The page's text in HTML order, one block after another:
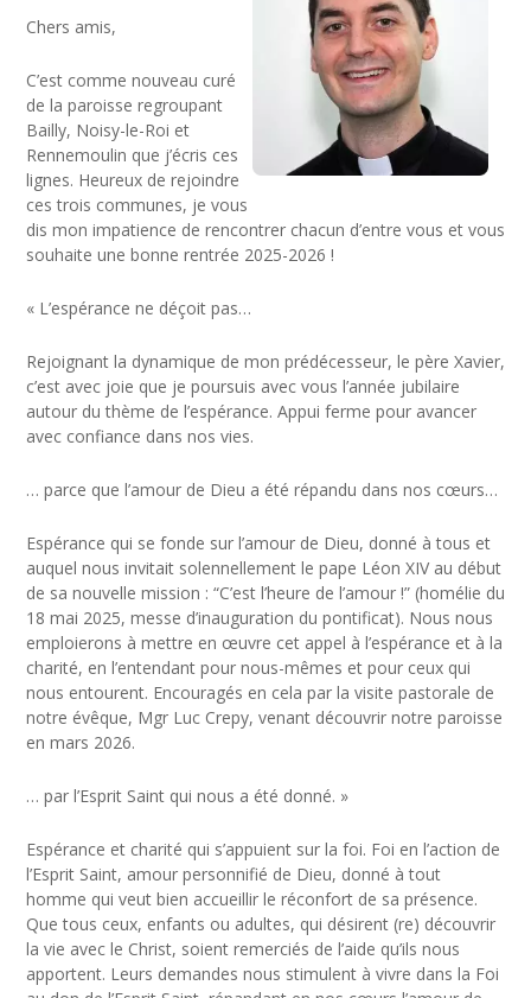
Chers amis,
C’est comme nouveau curé
de la paroisse regroupant
Bailly, Noisy-le-Roi et
Rennemoulin que j’écris ces
lignes. Heureux de rejoindre
ces trois communes, je vous
dis mon impatience de rencontrer chacun d’entre vous et vous
souhaite une bonne rentrée 2025-2026 !
« L’espérance ne déçoit pas…
Rejoignant la dynamique de mon prédécesseur, le père Xavier,
c’est avec joie que je poursuis avec vous l’année jubilaire
autour du thème de l’espérance. Appui ferme pour avancer
avec confiance dans nos vies.
… parce que l’amour de Dieu a été répandu dans nos cœurs…
Espérance qui se fonde sur l’amour de Dieu, donné à tous et
auquel nous invitait solennellement le pape Léon XIV au début
de sa nouvelle mission : “C’est l’heure de l’amour !” (homélie du
18 mai 2025, messe d’inauguration du pontificat). Nous nous
emploierons à mettre en œuvre cet appel à l’espérance et à la
charité, en l’entendant pour nous-mêmes et pour ceux qui
nous entourent. Encouragés en cela par la visite pastorale de
notre évêque, Mgr Luc Crepy, venant découvrir notre paroisse
en mars 2026.
… par l’Esprit Saint qui nous a été donné. »
Espérance et charité qui s’appuient sur la foi. Foi en l’action de
l’Esprit Saint, amour personnifié de Dieu, donné à tout
homme qui veut bien accueillir le réconfort de sa présence.
Que tous ceux, enfants ou adultes, qui désirent (re) découvrir
la vie avec le Christ, soient remerciés de l’aide qu’ils nous
apportent. Leurs demandes nous stimulent à vivre dans la Foi